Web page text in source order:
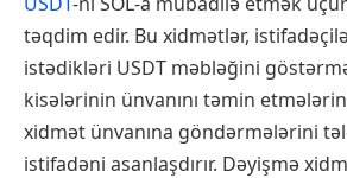
təqdim edir. Bu xidmətlər,
istədikləri USDT məbləğini
kisələrinin ünvanını təmin
xidmət ünvanına göndərmələrini
istifadəni asanlaşdırır. Dəyişmə